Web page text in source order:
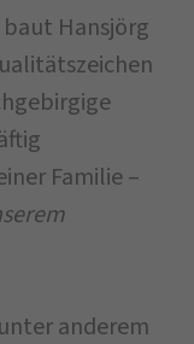
Hansjörg
Familie –
anderem